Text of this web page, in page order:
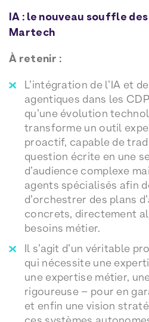
IA : le nouveau souffle
Martech
À retenir :
L’intégration de l’IA et
agentiques dans les
qu’une évolution
transforme un outil
proactif, capable de
question écrite en une
d’audience complexe
agents spécialisés afin
d’orchestrer des plans
concrets, directement
besoins métier.
Il s’agit d’un véritable
qui nécessite une
une expertise métier,
rigoureuse – pour en
et enfin une vision